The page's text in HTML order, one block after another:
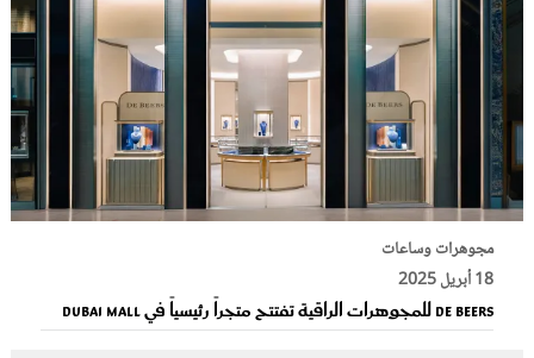
مجوهرات وساعات
18 أبريل 2025
De Beers للمجوهرات الراقية تفتتح متجراً رئيسياً في Dubai Mall